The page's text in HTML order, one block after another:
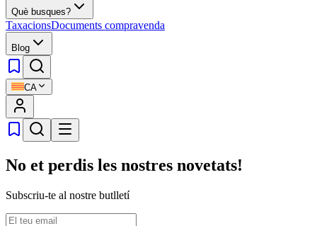
Què busques?
TaxacionsDocuments compravenda
Blog
CA
No et perdis les nostres novetats!
Subscriu-te al nostre butlletí